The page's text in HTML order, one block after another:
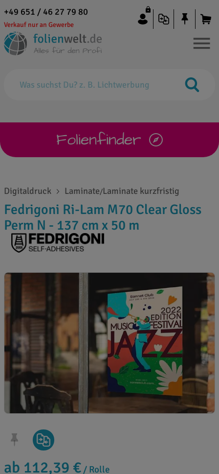
+49 651 / 46 27 79 80
Verkauf nur an Gewerbe
Folienfinder
Digitaldruck Laminate/Laminate kurzfristig
Fedrigoni Ri-Lam M70 Clear Gloss
Perm N - 137 cm x 50 m
ab 112,39 € / Rolle